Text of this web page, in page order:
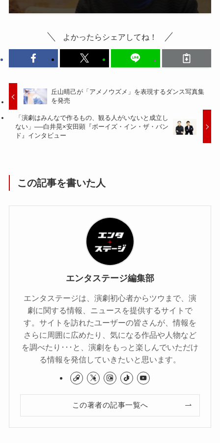
よかったらシェアしてね！
丘山晴己が「アメノウズメ」を表現するダンス写真集
を発売
「演劇はみんなで作るもの、観る人がいないと成立し
ない」──白井晃×安田顕『ボーイズ・イン・ザ・バン
ド』インタビュー
この記事を書いた人
エンタステージ編集部
エンタステージは、演劇初心者からツウまで、演
劇に関する情報、ニュースを提供するサイトで
す。サイトを訪れたユーザーの皆さんが、情報を
さらに周囲に広めたり、気になる作品や人物など
を調べたり･･･と、演劇をもっと楽しんでいただけ
る情報を発信していきたいと思います。
この著者の記事一覧へ